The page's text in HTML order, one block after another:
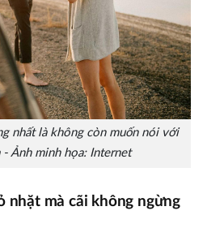
nhất là không còn muốn nói với
- Ảnh minh họa: Internet
nhặt mà cãi không ngừng